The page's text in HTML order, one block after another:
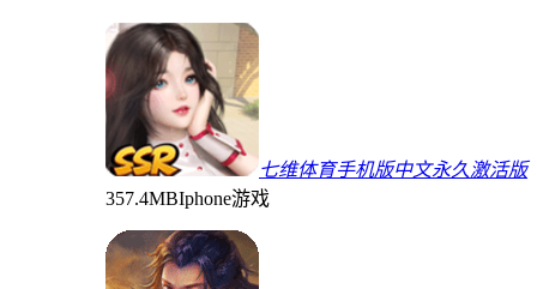
七维体育手机版中文永久激活版
357.4MBIphone游戏